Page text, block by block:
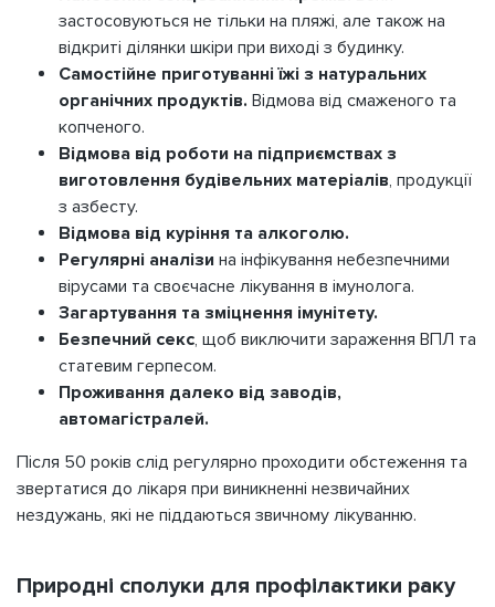
застосовуються не тільки на пляжі, але також на
відкриті ділянки шкіри при виході з будинку.
Самостійне приготуванні їжі з натуральних
органічних продуктів. Відмова від смаженого та
копченого.
Відмова від роботи на підприємствах з
виготовлення будівельних матеріалів, продукції
з азбесту.
Відмова від куріння та алкоголю.
Регулярні аналізи на інфікування небезпечними
вірусами та своєчасне лікування в імунолога.
Загартування та зміцнення імунітету.
Безпечний секс, щоб виключити зараження ВПЛ та
статевим герпесом.
Проживання далеко від заводів,
автомагістралей.
Після 50 років слід регулярно проходити обстеження та
звертатися до лікаря при виникненні незвичайних
нездужань, які не піддаються звичному лікуванню.
Природні сполуки для профілактики раку